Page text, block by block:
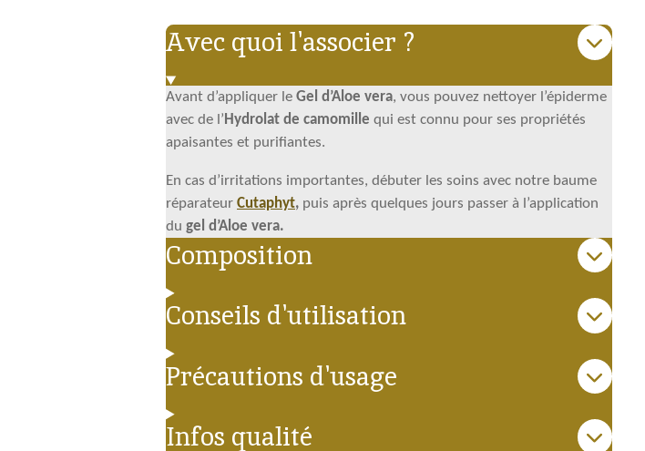
Avec quoi l'associer ?
Avant d’appliquer le Gel d’Aloe vera, vous pouvez nettoyer l’épiderme
avec de l’ Hydrolat de camomille qui est connu pour ses propriétés
apaisantes et purifiantes.
En cas d’irritations importantes, débuter les soins avec notre baume
réparateur Cutaphyt, puis après quelques jours passer à l’application
du gel d’Aloe vera.
Composition
Conseils d'utilisation
Précautions d'usage
Infos qualité